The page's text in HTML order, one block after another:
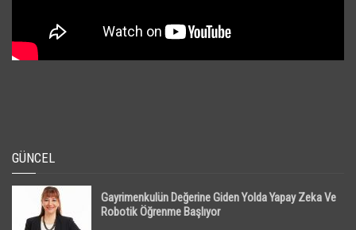
GÜNCEL
Gayrimenkulün Değerine Giden Yolda Yapay Zeka Ve
Robotik Öğrenme Başlıyor